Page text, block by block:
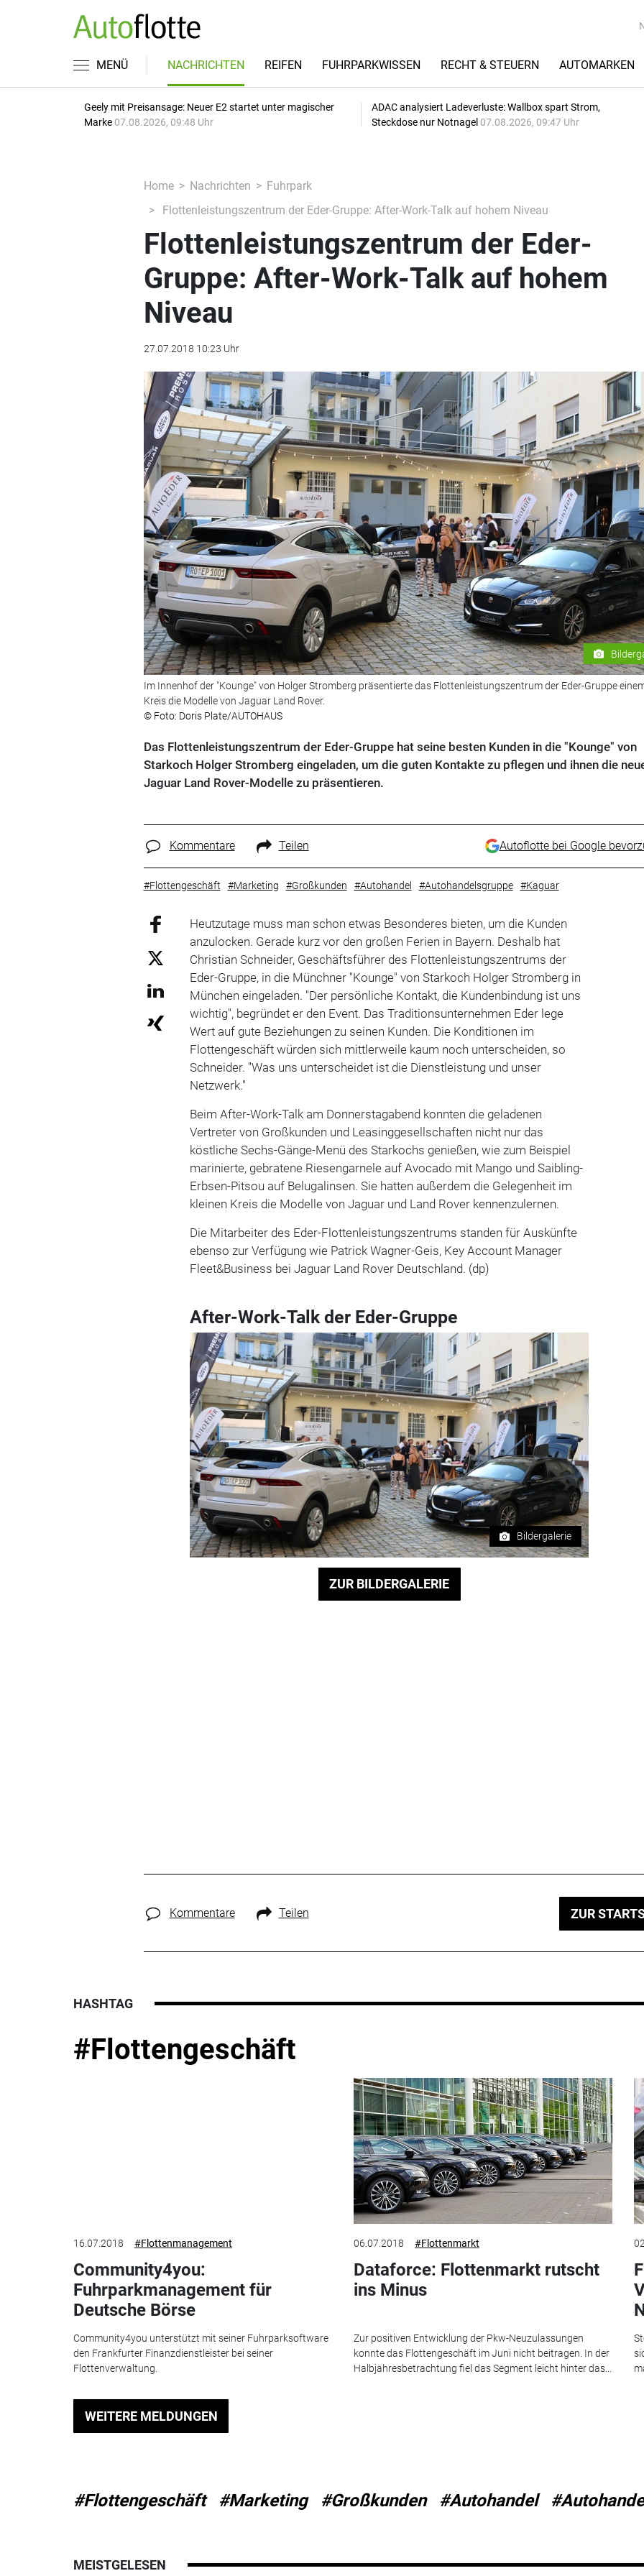
MENÜ NACHRICHTEN REIFEN FUHRPARKWISSEN RECHT & STEUERN AUTOMARKEN
Geely mit Preisansage: Neuer E2 startet unter magischer
Marke 07.08.2026, 09:48 Uhr
ADAC analysiert Ladeverluste: Wallbox spart Strom,
Steckdose nur Notnagel 07.08.2026, 09:47 Uhr
Home Nachrichten
Fuhrpark
Flottenleistungszentrum der Eder-Gruppe: After-Work-Talk auf hohem Niveau
Flottenleistungszentrum der Eder-
Gruppe: After-Work-Talk auf hohem
Niveau
27.07.2018 10:23 Uhr
Im Innenhof der "Kounge" von Holger Stromberg präsentierte das Flottenleistungszentrum der Eder-Gruppe
Kreis die Modelle von Jaguar Land Rover.
© Foto: Doris Plate/AUTOHAUS
Das Flottenleistungszentrum der Eder-Gruppe hat seine besten Kunden in die "Kounge" von
Starkoch Holger Stromberg eingeladen, um die guten Kontakte zu pflegen und ihnen die
Jaguar Land Rover-Modelle zu präsentieren.
Kommentare Teilen Autoflotte bei Google
#Flottengeschäft #Marketing #Großkunden #Autohandel #Autohandelsgruppe #Kaguar
Heutzutage muss man schon etwas Besonderes bieten, um die Kunden
anzulocken. Gerade kurz vor den großen Ferien in Bayern. Deshalb hat
Christian Schneider, Geschäftsführer des Flottenleistungszentrums der
Eder-Gruppe, in die Münchner "Kounge" von Starkoch Holger Stromberg in
München eingeladen. "Der persönliche Kontakt, die Kundenbindung ist uns
wichtig", begründet er den Event. Das Traditionsunternehmen Eder lege
Wert auf gute Beziehungen zu seinen Kunden. Die Konditionen im
Flottengeschäft würden sich mittlerweile kaum noch unterscheiden, so
Schneider. "Was uns unterscheidet ist die Dienstleistung und unser
Netzwerk."
Beim After-Work-Talk am Donnerstagabend konnten die geladenen
Vertreter von Großkunden und Leasinggesellschaften nicht nur das
köstliche Sechs-Gänge-Menü des Starkochs genießen, wie zum Beispiel
marinierte, gebratene Riesengarnele auf Avocado mit Mango und Saibling-
Erbsen-Pitsou auf Belugalinsen. Sie hatten außerdem die Gelegenheit im
kleinen Kreis die Modelle von Jaguar und Land Rover kennenzulernen.
Die Mitarbeiter des Eder-Flottenleistungszentrums standen für Auskünfte
ebenso zur Verfügung wie Patrick Wagner-Geis, Key Account Manager
Fleet&Business bei Jaguar Land Rover Deutschland. (dp)
After-Work-Talk der Eder-Gruppe
Bildergalerie
ZUR BILDERGALERIE
Kommentare Teilen ZUR
HASHTAG
#Flottengeschäft
16.07.2018 #Flottenmanagement
Community4you:
Fuhrparkmanagement für
Deutsche Börse
Community4you unterstützt mit seiner Fuhrparksoftware
den Frankfurter Finanzdienstleister bei seiner
Flottenverwaltung.
06.07.2018 #Flottenmarkt
Dataforce: Flottenmarkt rutscht
ins Minus
Zur positiven Entwicklung der Pkw-Neuzulassungen
konnte das Flottengeschäft im Juni nicht beitragen. In der
Halbjahresbetrachtung fiel das Segment leicht hinter das...
WEITERE MELDUNGEN
#Flottengeschäft #Marketing #Großkunden #Autohandel
MEISTGELESEN